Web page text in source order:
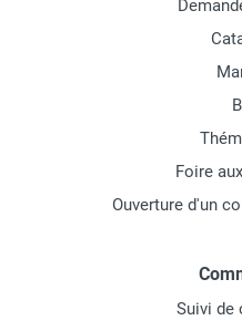
Foire
Ouverture d'un
Suivi de